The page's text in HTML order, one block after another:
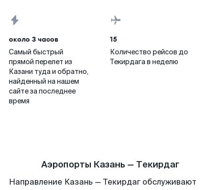
около 3 часов
Самый быстрый
прямой перелет из
Казани туда и обратно,
найденный на нашем
сайте за последнее
время
15
Количество рейсов до
Текирдага в неделю
Аэропорты Казань — Текирдаг
Направление Казань — Текирдаг обслуживают